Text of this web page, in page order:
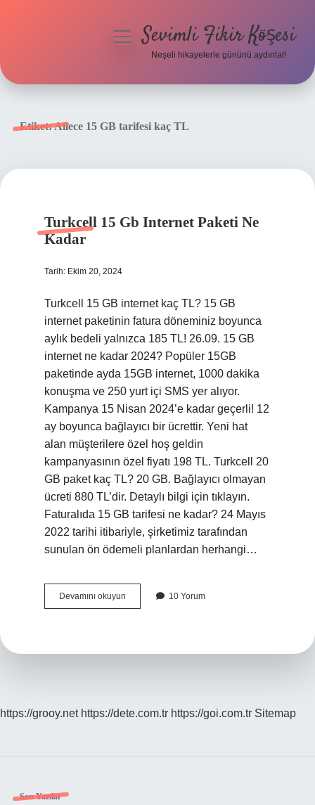
menüyüSevimli Fikir Köşesi
Neşeli hikayelerle gününü aydınlat!
Etiket:Ailece 15 GB tarifesi kaç TL
Turkcell 15 Gb Internet Paketi Ne
Kadar
Tarih: Ekim 20, 2024
Turkcell 15 GB internet kaç TL? 15 GB
internet paketinin fatura döneminiz boyunca
aylık bedeli yalnızca 185 TL! 26.09. 15 GB
internet ne kadar 2024? Popüler 15GB
paketinde ayda 15GB internet, 1000 dakika
konuşma ve 250 yurt içi SMS yer alıyor.
Kampanya 15 Nisan 2024’e kadar geçerli! 12
ay boyunca bağlayıcı bir ücrettir. Yeni hat
alan müşterilere özel hoş geldin
kampanyasının özel fiyatı 198 TL. Turkcell 20
GB paket kaç TL? 20 GB. Bağlayıcı olmayan
ücreti 880 TL’dir. Detaylı bilgi için tıklayın.
Faturalıda 15 GB tarifesi ne kadar? 24 Mayıs
2022 tarihi itibariyle, şirketimiz tarafından
sunulan ön ödemeli planlardan herhangi…
Devamını okuyun
15
10 Yorum
https://grooy.net https://dete.com.tr https://goi.com.tr Sitemap
Son Yazılar